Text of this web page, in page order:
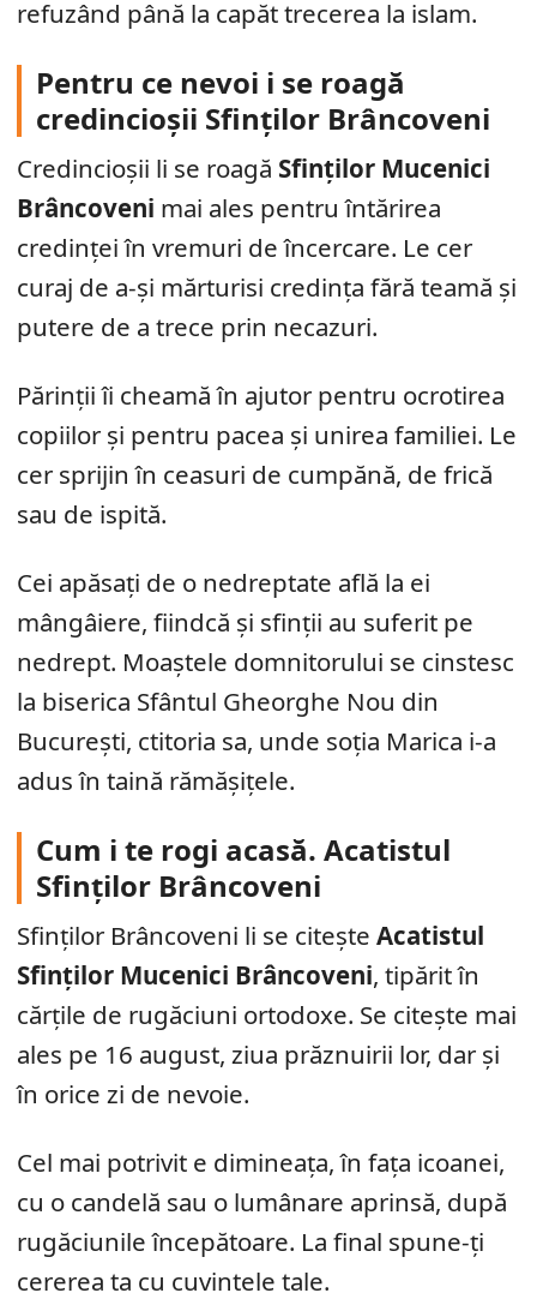
refuzând până la capăt trecerea la islam.
Pentru ce nevoi i se roagă
credincioșii Sfinților Brâncoveni
Credincioșii li se roagă Sfinților Mucenici
Brâncoveni mai ales pentru întărirea
credinței în vremuri de încercare. Le cer
curaj de a-și mărturisi credința fără teamă și
putere de a trece prin necazuri.
Părinții îi cheamă în ajutor pentru ocrotirea
copiilor și pentru pacea și unirea familiei. Le
cer sprijin în ceasuri de cumpănă, de frică
sau de ispită.
Cei apăsați de o nedreptate află la ei
mângâiere, fiindcă și sfinții au suferit pe
nedrept. Moaștele domnitorului se cinstesc
la biserica Sfântul Gheorghe Nou din
București, ctitoria sa, unde soția Marica i-a
adus în taină rămășițele.
Cum i te rogi acasă. Acatistul
Sfinților Brâncoveni
Sfinților Brâncoveni li se citește Acatistul
Sfinților Mucenici Brâncoveni, tipărit în
cărțile de rugăciuni ortodoxe. Se citește mai
ales pe 16 august, ziua prăznuirii lor, dar și
în orice zi de nevoie.
Cel mai potrivit e dimineața, în fața icoanei,
cu o candelă sau o lumânare aprinsă, după
rugăciunile începătoare. La final spune-ți
cererea ta cu cuvintele tale.